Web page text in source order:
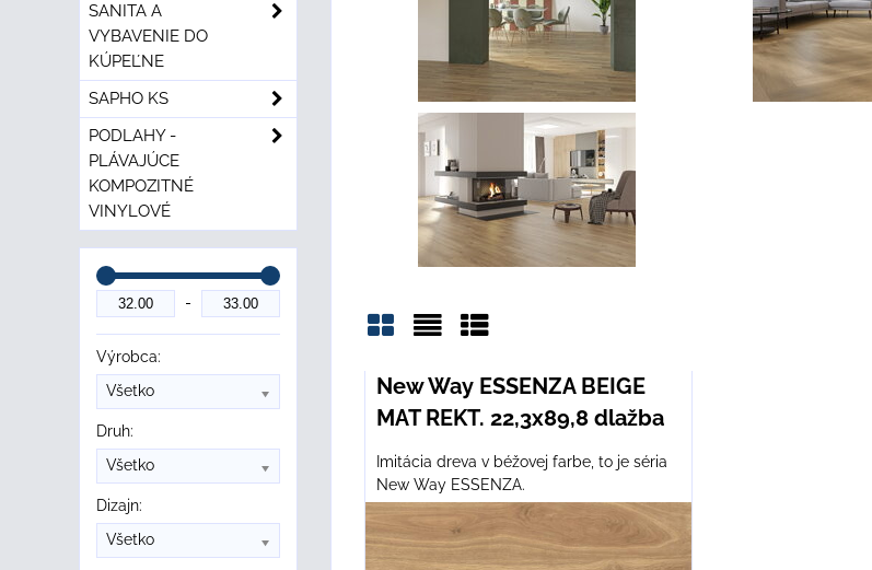
Mriežka
New Way ESSENZA BEIGE
MAT REKT. 22,3x89,8 dlažba
Imitácia dreva v béžovej farbe, to je séria
New Way ESSENZA.
SANITA A
VYBAVENIE DO
KÚPEĽNE
SAPHO KS
PODLAHY -
PLÁVAJÚCE
KOMPOZITNÉ
VINYLOVÉ
Výrobca:
Všetko
Druh:
Všetko
Dizajn:
Všetko